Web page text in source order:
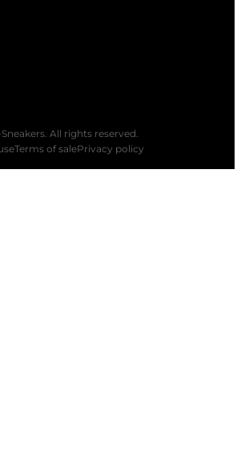
All rights reserved.
Terms of salePrivacy policy